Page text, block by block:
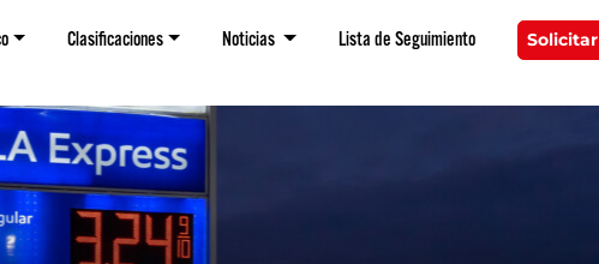
Clasificaciones Noticias Lista de Seguimiento Solicitar